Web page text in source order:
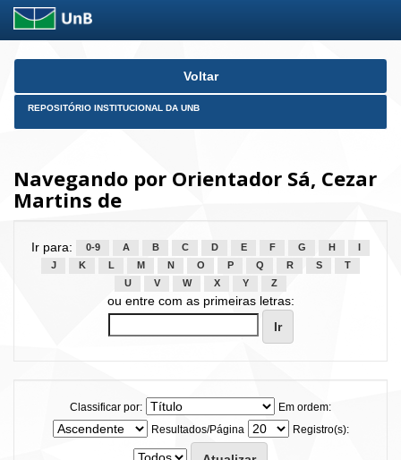
Skip
Voltar
REPOSITÓRIO INSTITUCIONAL DA UNB
Navegando por Orientador Sá, Cezar
Martins de
Ir para: 0-9 A B C D E F G H
J
K L M N O P Q R S
T
U
V W X Y Z
ou entre com as primeiras letras:
Classificar por:
Em ordem:
Resultados/Página
Registro(s):